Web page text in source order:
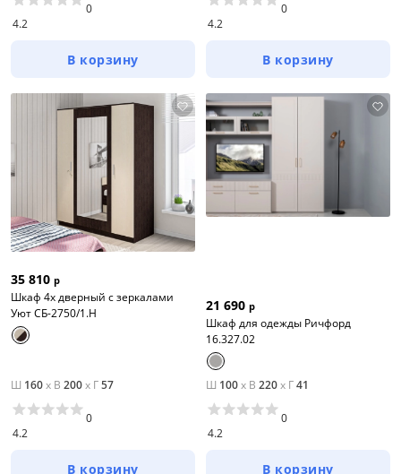
Шкафы модульные
Шкафы угловые
Цена
4.2
0
В корзину
4.2
0
В корзину
35 810 р
Шкаф 4х дверный с зеркалами
Уют СБ-2750/1.Н
Ш 160x В 200x Г57
4.2
0
В корзину
21 690 р
Шкаф для одежды Ричфорд
16.327.02
Ш 100x В 220x Г41
4.2
0
В корзину